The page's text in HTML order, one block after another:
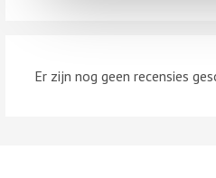
Er zijn nog geen recensies